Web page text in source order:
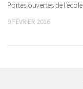
Portes ouvertes de l'école
9 FÉVRIER 2016